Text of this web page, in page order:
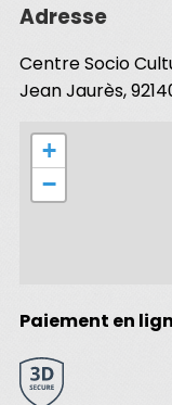
Adresse
Centre Socio
Jean Jaurès,
+
−
Paiement en